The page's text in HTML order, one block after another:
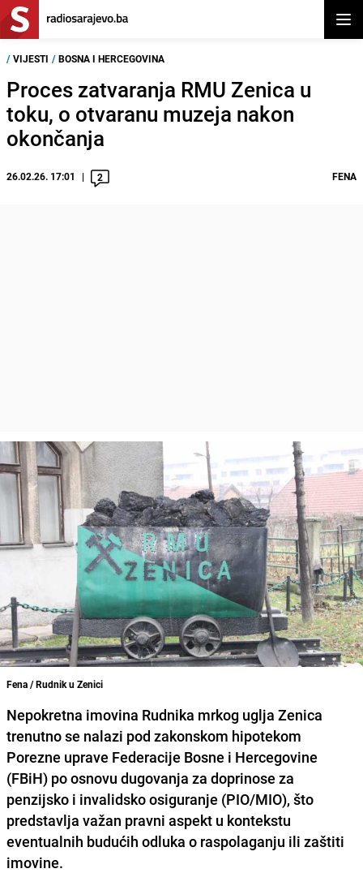
/ VIJESTI / BOSNA I HERCEGOVINA
Proces zatvaranja RMU Zenica u
toku, o otvaranu muzeja nakon
okončanja
26.02.26. 17:01 2 FENA
Fena / Rudnik u Zenici
Nepokretna imovina Rudnika mrkog uglja Zenica
trenutno se nalazi pod zakonskom hipotekom
Porezne uprave Federacije Bosne i Hercegovine
(FBiH) po osnovu dugovanja za doprinose za
penzijsko i invalidsko osiguranje (PIO/MIO), što
predstavlja važan pravni aspekt u kontekstu
eventualnih budućih odluka o raspolaganju ili zaštiti
imovine.